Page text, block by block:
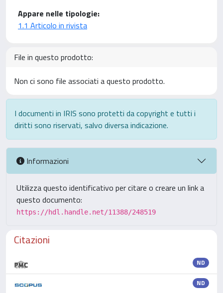
Appare nelle tipologie:
1.1 Articolo in rivista
File in questo prodotto:
Non ci sono file associati a questo prodotto.
I documenti in IRIS sono protetti da copyright e tutti i
diritti sono riservati, salvo diversa indicazione.
Informazioni
Utilizza questo identificativo per citare o creare un link a
questo documento:
https://hdl.handle.net/11388/248519
Citazioni
ND
ND